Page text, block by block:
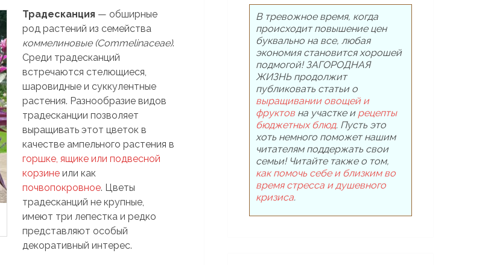
Традесканция — обширные
род растений из семейства
коммелиновые (Commelinaceae).
Среди традесканций
встречаются стелющиеся,
шаровидные и суккулентные
растения. Разнообразие видов
традесканции позволяет
выращивать этот цветок в
качестве ампельного растения в
горшке, ящике или подвесной
корзине или как
почвопокровное. Цветы
традесканций не крупные,
имеют три лепестка и редко
представляют особый
декоративный интерес.
В тревожное время, когда
происходит повышение цен
буквально на все, любая
экономия становится хорошей
подмогой! ЗАГОРОДНАЯ
ЖИЗНЬ продолжит
публиковать статьи о
выращивании овощей и
фруктов на участке и рецепты
бюджетных блюд. Пусть это
хоть немного поможет нашим
читателям поддержать свои
семьи! Читайте также о том,
как помочь себе и близким во
время стресса и душевного
кризиса.